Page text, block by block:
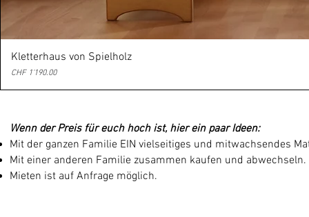
Kletterhaus von Spielholz
Preis
CHF 1'190.00
Wenn der Preis für euch hoch ist, hier ein paar Ideen:
Mit der ganzen Familie EIN vielseitiges und mitwachsendes
Mit einer anderen Familie zusammen kaufen und abwechseln.
Mieten ist auf Anfrage möglich.